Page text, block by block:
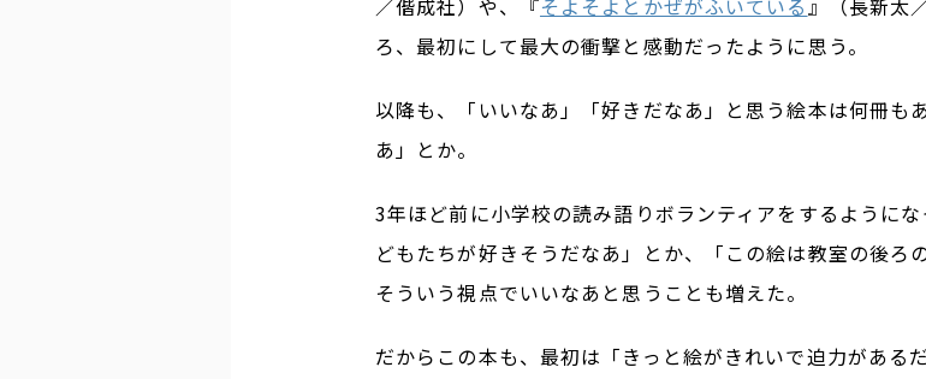
／偕成社）や、『そよそよとかぜがふいている』（長新太
ろ、最初にして最大の衝撃と感動だったように思う。
以降も、「いいなあ」「好きだなあ」と思う絵本は何冊も
あ」とか。
3年ほど前に小学校の読み語りボランティアをするように
どもたちが好きそうだなあ」とか、「この絵は教室の後ろ
そういう視点でいいなあと思うことも増えた。
だからこの本も、最初は「きっと絵がきれいで迫力がある